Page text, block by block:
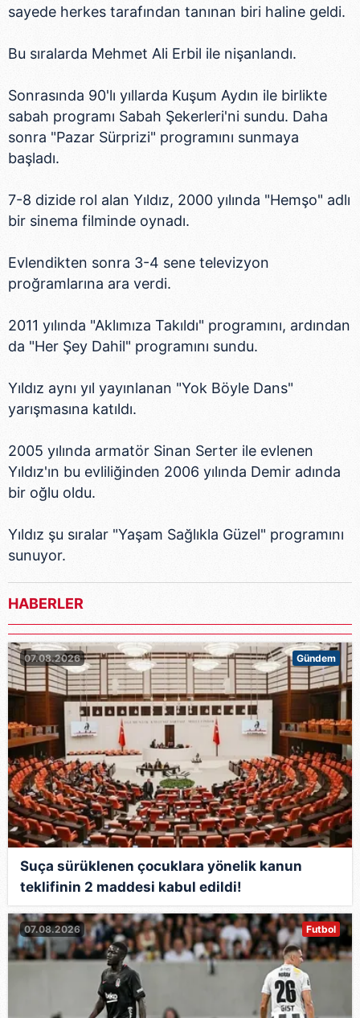
sayede herkes tarafından tanınan biri haline geldi.
Bu sıralarda Mehmet Ali Erbil ile nişanlandı.
Sonrasında 90'lı yıllarda Kuşum Aydın ile birlikte
sabah programı Sabah Şekerleri'ni sundu. Daha
sonra "Pazar Sürprizi" programını sunmaya
başladı.
7-8 dizide rol alan Yıldız, 2000 yılında "Hemşo" adlı
bir sinema filminde oynadı.
Evlendikten sonra 3-4 sene televizyon
proğramlarına ara verdi.
2011 yılında "Aklımıza Takıldı" programını, ardından
da "Her Şey Dahil" programını sundu.
Yıldız aynı yıl yayınlanan "Yok Böyle Dans"
yarışmasına katıldı.
2005 yılında armatör Sinan Serter ile evlenen
Yıldız'ın bu evliliğinden 2006 yılında Demir adında
bir oğlu oldu.
Yıldız şu sıralar "Yaşam Sağlıkla Güzel" programını
sunuyor.
HABERLER
07.08.2026 Gündem
Suça sürüklenen çocuklara yönelik kanun
teklifinin 2 maddesi kabul edildi!
07.08.2026 Futbol